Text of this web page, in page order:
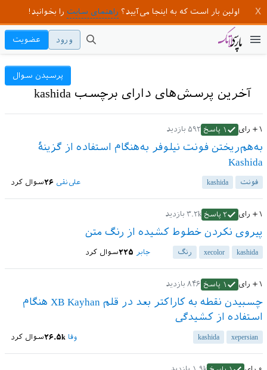
اولین بار است که به اینجا می‌آیید؟ راهنمای سایت را بخوانید!
ورود عضویت
آخرین پرسش‌های دارای برچسب kashida
پرسیدن سوال
+۱ رای ۱ پاسخ ۵۹۲ بازدید
به‌هم‌ریختن فونت نیلوفر به‌هنگام استفاده از گزینهٔ
Kashida
فونت kashida سوال کرد علی‌نقی ۲۶
+۱ رای ۲ پاسخ ۳.۲k بازدید
پیروی نکردن خطوط کشیده از رنگ متن
kashida
xecolor رنگ سوال کرد جابر ۲۲۵
+۱ رای ۱ پاسخ ۸۴۶ بازدید
چسبیدن نقطه به کاراکتر بعد در قلم XB Kayhan هنگام
استفاده از کشیدگی
xepersian
kashida سوال کرد وفا ۲۶.۵k